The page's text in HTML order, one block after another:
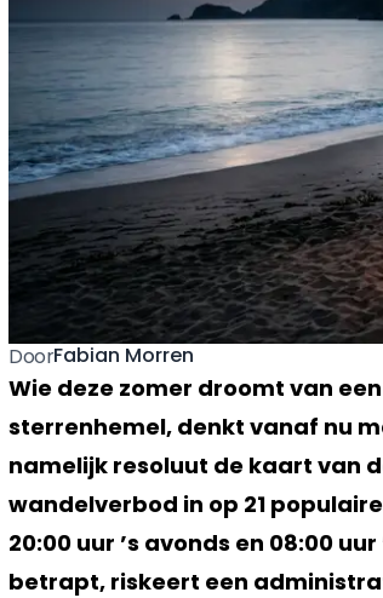
DoorFabian Morren
Wie deze zomer droomt van
sterrenhemel, denkt vanaf nu
namelijk resoluut de kaart van
wandelverbod in op 21
20:00 uur ’s avonds en 08:00
betrapt, riskeert een